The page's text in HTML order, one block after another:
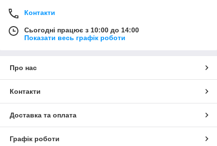
Контакти
Сьогодні працює з 10:00 до 14:00
Показати весь графік роботи
Про нас
Контакти
Доставка та оплата
Графік роботи